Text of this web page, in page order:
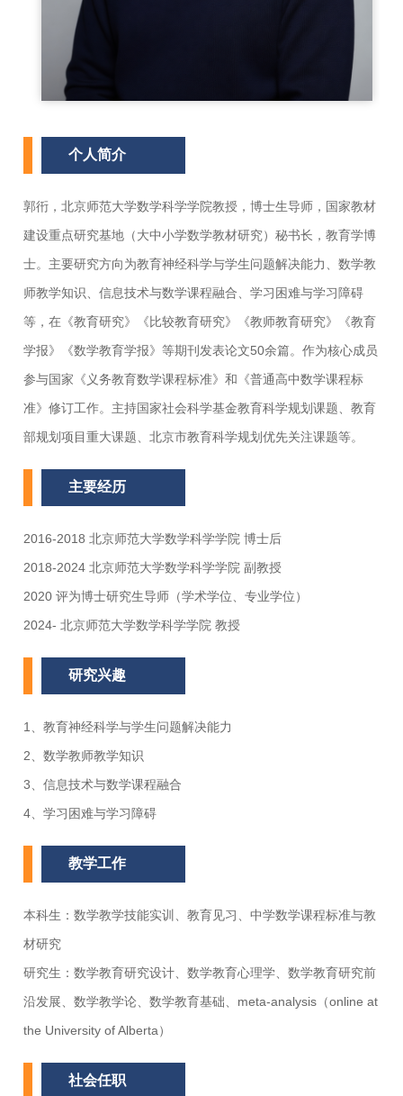
个人简介
郭衎，北京师范大学数学科学学院教授，博士生导师，国家教材
建设重点研究基地（大中小学数学教材研究）秘书长，教育学博
士。主要研究方向为教育神经科学与学生问题解决能力、数学教
师教学知识、信息技术与数学课程融合、学习困难与学习障碍
等，在《教育研究》《比较教育研究》《教师教育研究》《教育
学报》《数学教育学报》等期刊发表论文50余篇。作为核心成员
参与国家《义务教育数学课程标准》和《普通高中数学课程标
准》修订工作。主持国家社会科学基金教育科学规划课题、教育
部规划项目重大课题、北京市教育科学规划优先关注课题等。
主要经历
2016-2018 北京师范大学数学科学学院 博士后
2018-2024 北京师范大学数学科学学院 副教授
2020 评为博士研究生导师（学术学位、专业学位）
2024- 北京师范大学数学科学学院 教授
研究兴趣
1、教育神经科学与学生问题解决能力
2、数学教师教学知识
3、信息技术与数学课程融合
4、学习困难与学习障碍
教学工作
本科生：数学教学技能实训、教育见习、中学数学课程标准与教
材研究
研究生：数学教育研究设计、数学教育心理学、数学教育研究前
沿发展、数学教学论、数学教育基础、meta-analysis（online at
the University of Alberta）
社会任职